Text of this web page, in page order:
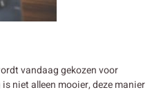
vandaag gekozen voor
niet alleen mooier, deze manier